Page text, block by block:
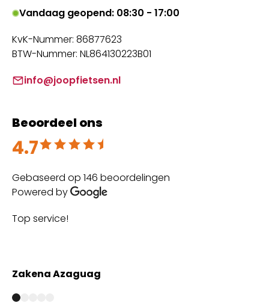
Vandaag geopend: 08:30 - 17:00
KvK-Nummer: 86877623
BTW-Nummer: NL864130223B01
info@joopfietsen.nl
Beoordeel ons
4.7
Beoordeeld met 4.7 uit 5
Gebaseerd op 146 beoordelingen
Powered by
Top service!
Zakena Azaguag